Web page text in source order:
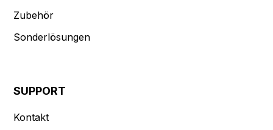
Zubehör
Sonderlösungen
SUPPORT
Kontakt